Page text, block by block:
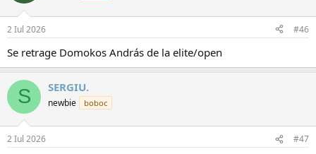
2 Iul 2026 #46
Se retrage Domokos András de la elite/open
S SERGIU.
newbie boboc
2 Iul 2026 #47